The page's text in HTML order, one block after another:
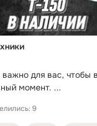
для вас, чтобы
момент. ...
9